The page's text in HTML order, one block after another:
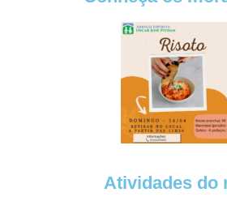
Atividades do